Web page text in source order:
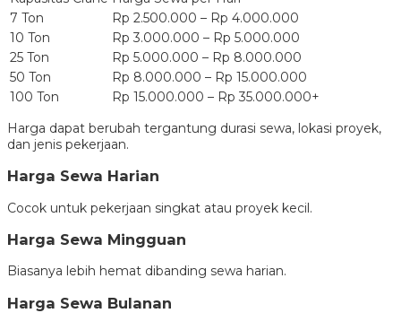
7 Ton
Rp 2.500.000 – Rp 4.000.000
10 Ton
Rp 3.000.000 – Rp 5.000.000
25 Ton
Rp 5.000.000 – Rp 8.000.000
50 Ton
Rp 8.000.000 – Rp 15.000.000
100 Ton
Rp 15.000.000 – Rp 35.000.000+
Harga dapat berubah tergantung durasi sewa, lokasi proyek,
dan jenis pekerjaan.
Harga Sewa Harian
Cocok untuk pekerjaan singkat atau proyek kecil.
Harga Sewa Mingguan
Biasanya lebih hemat dibanding sewa harian.
Harga Sewa Bulanan